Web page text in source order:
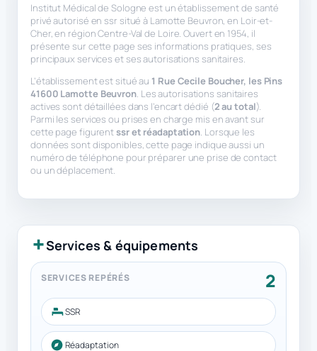
Institut Médical de Sologne est un établissement de santé
privé autorisé en ssr situé à Lamotte Beuvron, en Loir-et-
Cher, en région Centre-Val de Loire. Ouvert en 1954, il
présente sur cette page ses informations pratiques, ses
principaux services et ses autorisations sanitaires.
L’établissement est situé au 1 Rue Cecile Boucher, les Pins
41600 Lamotte Beuvron. Les autorisations sanitaires
actives sont détaillées dans l’encart dédié (2 au total).
Parmi les services ou prises en charge mis en avant sur
cette page figurentssr et réadaptation . Lorsque les
données sont disponibles, cette page indique aussi un
numéro de téléphone pour préparer une prise de contact
ou un déplacement.
Services & équipements
SERVICES REPÉRÉS 2
SSR
Réadaptation